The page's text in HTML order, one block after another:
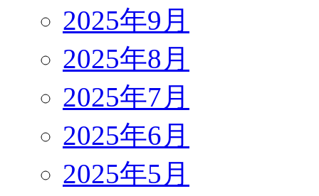
2025年9月
2025年8月
2025年7月
2025年6月
2025年5月